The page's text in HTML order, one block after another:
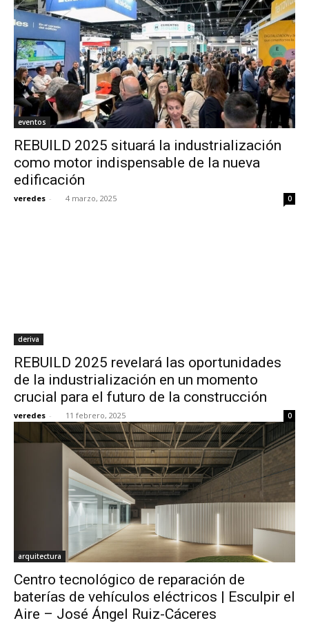
eventos
REBUILD 2025 situará la industrialización
como motor indispensable de la nueva
edificación
veredes - 4 marzo, 2025 0
deriva
REBUILD 2025 revelará las oportunidades
de la industrialización en un momento
crucial para el futuro de la construcción
veredes - 11 febrero, 2025 0
arquitectura
Centro tecnológico de reparación de
baterías de vehículos eléctricos | Esculpir el
Aire – José Ángel Ruiz-Cáceres